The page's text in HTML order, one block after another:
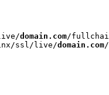
domain.com/
ssl/live/
domain.com